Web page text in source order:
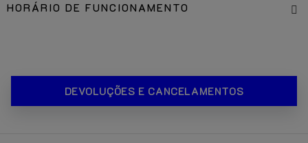
HORÁRIO DE FUNCIONAMENTO
DEVOLUÇÕES E CANCELAMENTOS